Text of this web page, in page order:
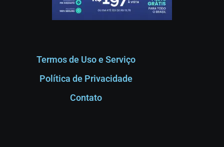
Termos de Uso e Serviço
Política de Privacidade
Contato